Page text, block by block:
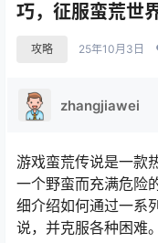
巧，征服蛮荒世界
攻略 25年10月3日
zhangjiawei
游戏蛮荒传说是一款
一个野蛮而充满危险
细介绍如何通过一系
说，并克服各种困难。